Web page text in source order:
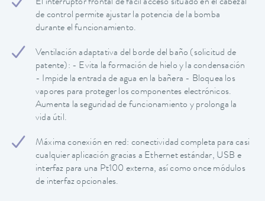
El interruptor frontal de fácil acceso situado en el cabezal
de control permite ajustar la potencia de la bomba
durante el funcionamiento.
Ventilación adaptativa del borde del baño (solicitud de
patente): - Evita la formación de hielo y la condensación
- Impide la entrada de agua en la bañera - Bloquea los
vapores para proteger los componentes electrónicos.
Aumenta la seguridad de funcionamiento y prolonga la
vida útil.
Máxima conexión en red: conectividad completa para casi
cualquier aplicación gracias a Ethernet estándar, USB e
interfaz para una Pt100 externa, así como once módulos
de interfaz opcionales.